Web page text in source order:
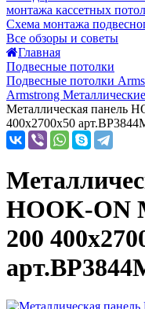
монтажа кассетных
Схема монтажа
Все обзоры и советы
Главная
Подвесные потолки
Подвесные потолки
Armstrong Металлические
Металлическая панель
400x2700x50
HOOK-ON
200